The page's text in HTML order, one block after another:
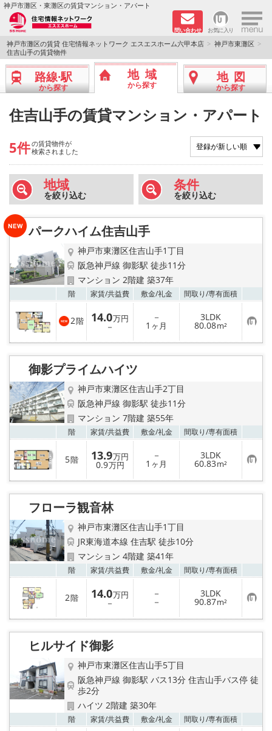
神戸市灘区・東灘区の賃貸マンション・アパート
問い合わせ お気に入り ×
TOPページ
新着物件
ペット飼育可物件
路線·駅から探す
地域から探す
店舗情報·アクセス
会社概要
メールでお問い合わせ
神戸市灘区の賃貸 住宅情報ネットワーク エスエスホーム六甲本店
神戸市東灘区
住吉山手の賃貸物件
路線·駅
から探す
地域
から探す
地図
から探す
住吉山手の賃貸マンション・アパート
5件の賃貸物件が
検索されました
地域
を絞り込む
条件
を絞り込む
パークハイム住吉山手
神戸市東灘区住吉山手1丁目
阪急神戸線 御影駅 徒歩11分
マンション 2階建 築37年
階 家賃/共益費 敷金/礼金 間取り/専有面積
2階 14.0万円
－
－
1 ヶ月
3LDK
80.08m² お
気
に
り
御影プライムハイツ
神戸市東灘区住吉山手2丁目
阪急神戸線 御影駅 徒歩11分
マンション 7階建 築55年
階 家賃/共益費 敷金/礼金 間取り/専有面積
5階 13.9万円
0.9万円
－
1 ヶ月
3LDK
60.83m² お
気
に
り
フローラ観音林
神戸市東灘区住吉山手1丁目
JR東海道本線 住吉駅 徒歩10分
マンション 4階建 築41年
階 家賃/共益費 敷金/礼金 間取り/専有面積
2階 14.0万円
－
－
－
3LDK
90.87m² お
気
に
り
ヒルサイド御影
神戸市東灘区住吉山手5丁目
阪急神戸線 御影駅 バス13分 住吉山手バス停 徒
歩2分
ハイツ 2階建 築30年
階 家賃/共益費 敷金/礼金 間取り/専有面積